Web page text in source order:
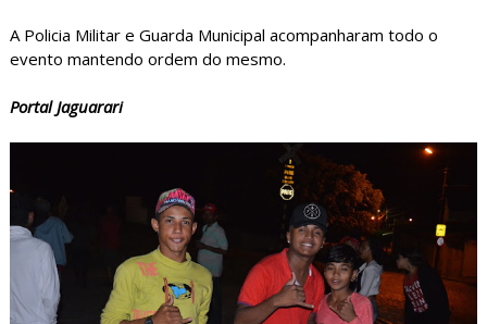
A Policia Militar e Guarda Municipal acompanharam todo o
evento mantendo ordem do mesmo.
Portal Jaguarari